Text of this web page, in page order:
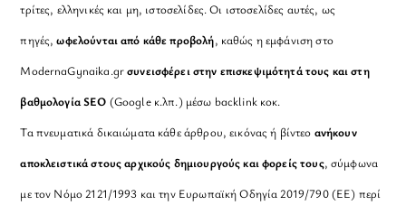
τρίτες, ελληνικές και μη, ιστοσελίδες. Οι ιστοσελίδες αυτές, ως
πηγές,ωφελούνται από κάθε προβολή, καθώς η εμφάνιση στο
ModernaGynaika.grσυνεισφέρει στην επισκεψιμότητά τους και στη
βαθμολογία SEO (Google κ.λπ.) μέσω backlink κοκ.
Τα πνευματικά δικαιώματα κάθε άρθρου, εικόνας ή βίντεο ανήκουν
αποκλειστικά στους αρχικούς δημιουργούς και φορείς τους, σύμφωνα
με τον Νόμο 2121/1993 και την Ευρωπαϊκή Οδηγία 2019/790 (ΕΕ) περί